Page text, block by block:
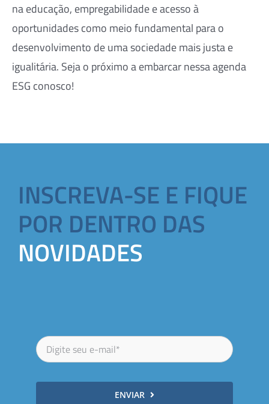
na educação, empregabilidade e acesso à
oportunidades como meio fundamental para o
desenvolvimento de uma sociedade mais justa e
igualitária. Seja o próximo a embarcar nessa agenda
ESG conosco!
INSCREVA-SE E FIQUE
POR DENTRO DAS
NOVIDADES
ENVIAR